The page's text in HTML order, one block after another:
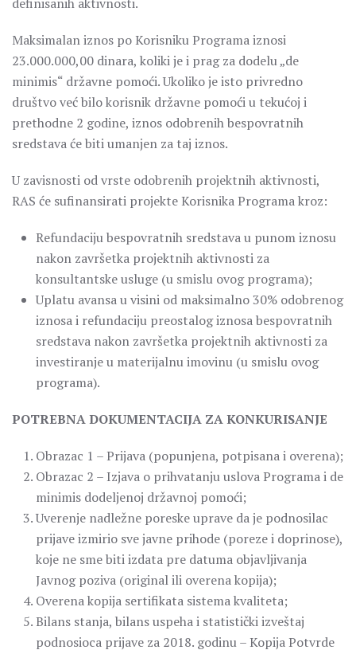
Maksimalan iznos po Korisniku Programa iznosi
23.000.000,00 dinara, koliki je i prag za dodelu „de
minimis“ državne pomoći. Ukoliko je isto privredno
društvo već bilo korisnik državne pomoći u tekućoj i
prethodne 2 godine, iznos odobrenih bespovratnih
sredstava će biti umanjen za taj iznos.
U zavisnosti od vrste odobrenih projektnih aktivnosti,
RAS će sufinansirati projekte Korisnika Programa kroz:
Refundaciju bespovratnih sredstava u punom iznosu
nakon završetka projektnih aktivnosti za
konsultantske usluge (u smislu ovog programa);
Uplatu avansa u visini od maksimalno 30% odobrenog
iznosa i refundaciju preostalog iznosa bespovratnih
sredstava nakon završetka projektnih aktivnosti za
investiranje u materijalnu imovinu (u smislu ovog
programa).
POTREBNA DOKUMENTACIJA ZA KONKURISANJE
Obrazac 1 – Prijava (popunjena, potpisana i overena);
Obrazac 2 – Izjava o prihvatanju uslova Programa i de
minimis dodeljenoj državnoj pomoći;
Uverenje nadležne poreske uprave da je podnosilac
prijave izmirio sve javne prihode (poreze i doprinose),
koje ne sme biti izdata pre datuma objavljivanja
Javnog poziva (original ili overena kopija);
Overena kopija sertifikata sistema kvaliteta;
Bilans stanja, bilans uspeha i statistički izveštaj
podnosioca prijave za 2018. godinu – Kopija Potvrde